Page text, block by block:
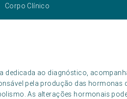
Corpo Clínico
dedicada ao diagnóstico,
pela produção das hormonas
As alterações hormonais